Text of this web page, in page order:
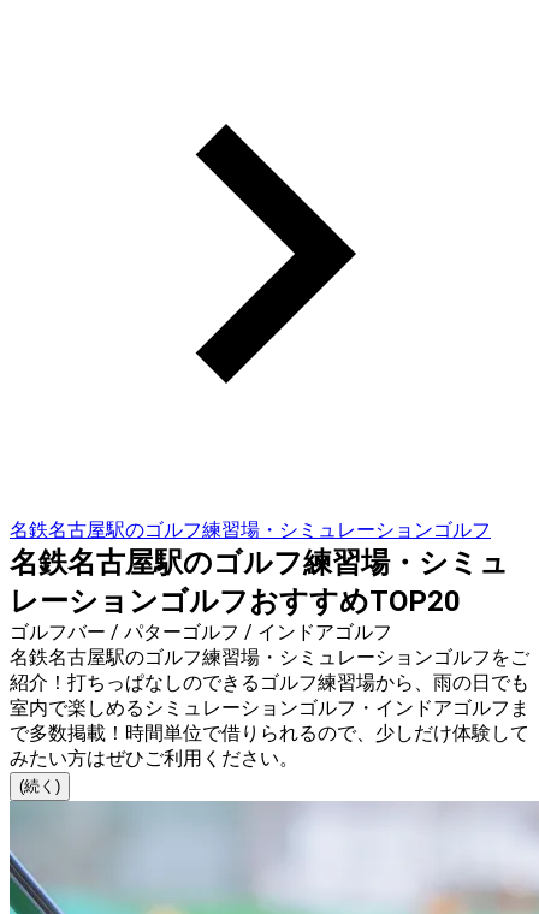
名鉄名古屋駅のゴルフ練習場・シミュレーションゴルフ
名鉄名古屋駅のゴルフ練習場・シミュ
レーションゴルフおすすめTOP20
ゴルフバー / パターゴルフ / インドアゴルフ
名鉄名古屋駅のゴルフ練習場・シミュレーションゴルフをご
紹介！打ちっぱなしのできるゴルフ練習場から、雨の日でも
室内で楽しめるシミュレーションゴルフ・インドアゴルフま
で多数掲載！時間単位で借りられるので、少しだけ体験して
みたい方はぜひご利用ください。
(続く)